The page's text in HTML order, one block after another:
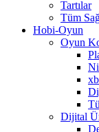
Tartılar
Tüm
Hobi-Oyun
Oyun
Dijital